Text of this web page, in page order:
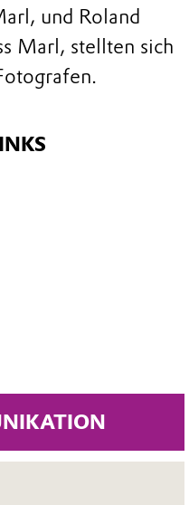
und Roland
Marl, stellten sich